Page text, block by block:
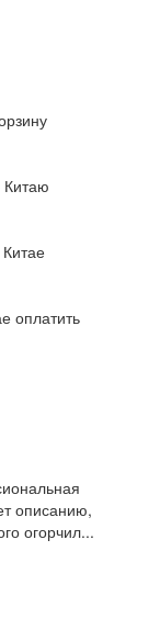
Китаю
оплатить
описанию,
огорчил...